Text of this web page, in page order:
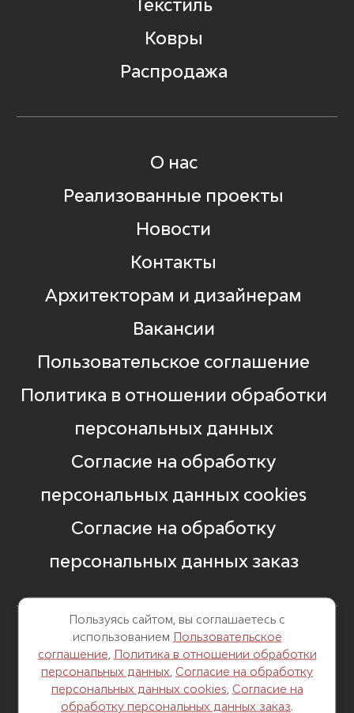
Пользуясь сайтом, вы соглашаетесь с
использованием Пользовательское
соглашение Политика в отношении обработки
персональных данных Согласие на обработку
персональных данных cookies Согласие на
обработку персональных данных заказ.
Текстиль
Ковры
Распродажа
О нас
Реализованные проекты
Новости
Контакты
Архитекторам и дизайнерам
Вакансии
Пользовательское соглашение
Политика в отношении обработки
персональных данных
Согласие на обработку
персональных данных cookies
Согласие на обработку
персональных данных заказ
8 499 248 13 82
г. Москва, Б. Саввинский пер. д. 12,
стр. 6